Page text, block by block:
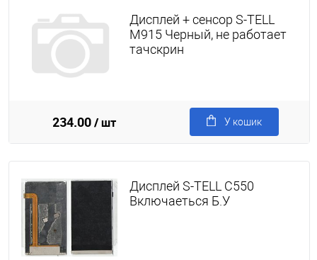
Дисплей + сенсор S-TELL
M915 Черный, не работает
тачскрин
234.00/ шт У кошик
Дисплей S-TELL C550
Включаеться Б.У